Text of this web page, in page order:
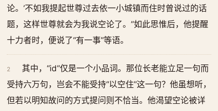
论。’不如我提起世尊过去依一小城镇而住时曾说过的话
题，这样世尊就会为我说空论了。”如此思惟后，他提醒
十力者时，便说了“有一事”等语。
2
其中，“id”仅是一个小品词。那位长老能立足一句而
受持六万句，岂会不能受持“以空住”这一句？他虽想听，
但若以明知故问的方式提问则不恰当。他渴望空论被详